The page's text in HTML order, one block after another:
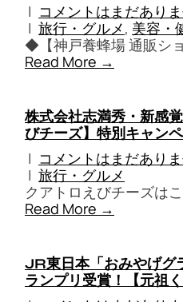
| コメントはまだあり
| 旅行・グルメ, 美容・
◆【神戸養蜂場 通販シ
Read More →
株式会社志満秀・新感
びチーズ】特別キャン
| コメントはまだあり
| 旅行・グルメ
クアトロえびチーズは
Read More →
JR東日本「おみやげグ
ランプリ受賞！【元祖く